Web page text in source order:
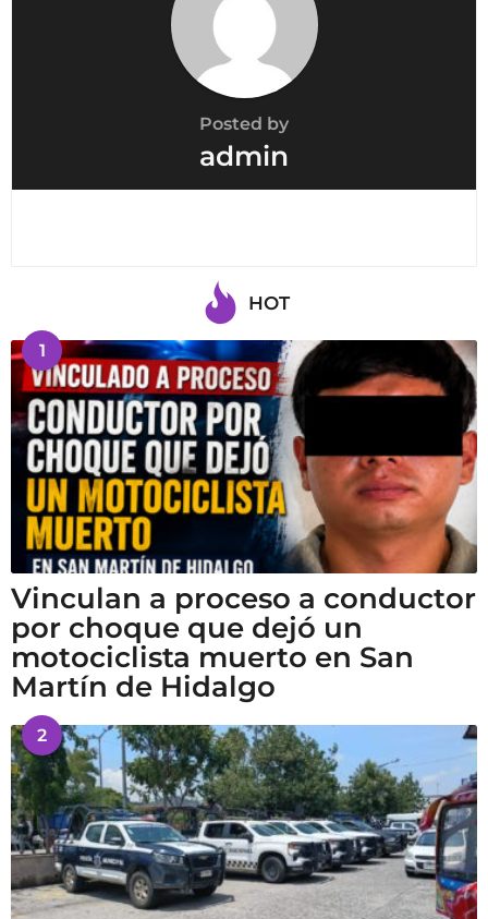
Posted by
admin
HOT
1
Vinculan a proceso a conductor
por choque que dejó un
motociclista muerto en San
Martín de Hidalgo
2